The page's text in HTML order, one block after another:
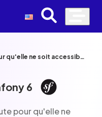
qu'elle ne soit accessible
6
pour qu'elle ne